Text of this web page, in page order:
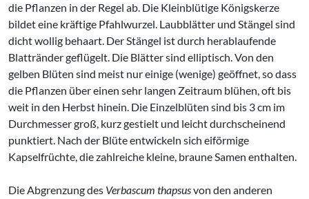
die Pflanzen in der Regel ab. Die Kleinblütige Königskerze
bildet eine kräftige Pfahlwurzel. Laubblätter und Stängel sind
dicht wollig behaart. Der Stängel ist durch herablaufende
Blattränder geflügelt. Die Blätter sind elliptisch.Von den
gelben Blüten sind meist nur einige (wenige) geöffnet, so dass
die Pflanzen über einen sehr langen Zeitraum blühen, oft bis
weit in den Herbst hinein. Die Einzelblüten sind bis 3 cm im
Durchmesser groß, kurz gestielt und leicht durchscheinend
punktiert. Nach der Blüte entwickeln sich eiförmige
Kapselfrüchte, die zahlreiche kleine, braune Samen enthalten.
Die Abgrenzung des Verbascum thapsusvon den anderen